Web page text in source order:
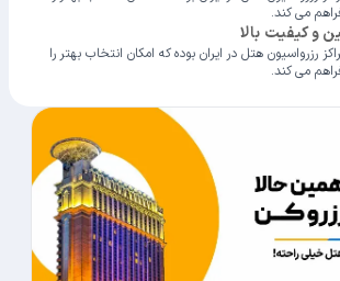
می کند.
و کیفیت بالا
رزرواسیون هتل در ایران بوده که امکان انتخاب بهتر را
می کند.